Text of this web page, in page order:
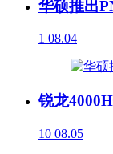
华硕推出
1 08.04
锐龙
10 08.05